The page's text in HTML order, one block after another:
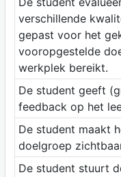
verschillende
gepast voor het
vooropgestelde
werkplek bereikt.
De student geeft
feedback op het
De student maakt
doelgroep
De student stuurt